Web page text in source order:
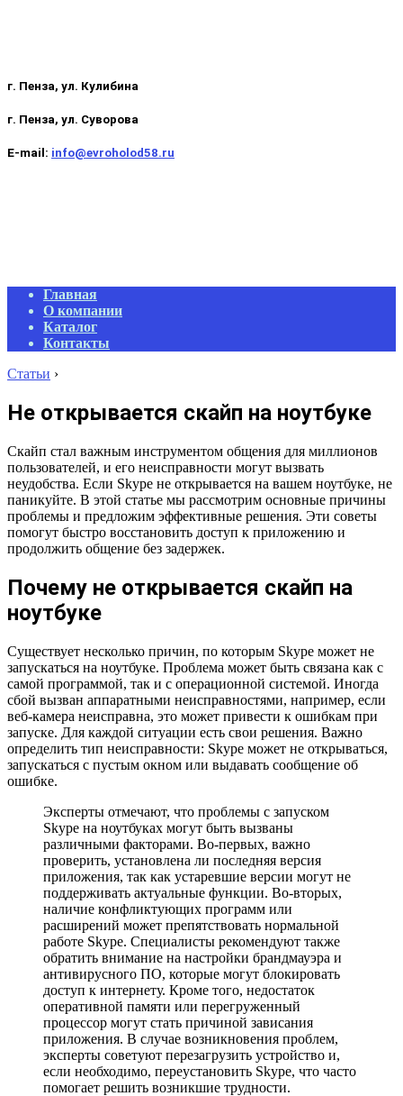
г. Пенза, ул. Кулибина
г. Пенза, ул. Суворова
E-mail: info@evroholod58.ru
Primary
Navigation
Menu
Главная
О компании
Каталог
Контакты
Статьи ›
Не открывается скайп на ноутбуке
Скайп стал важным инструментом общения для миллионов
пользователей, и его неисправности могут вызвать
неудобства. Если Skype не открывается на вашем ноутбуке, не
паникуйте. В этой статье мы рассмотрим основные причины
проблемы и предложим эффективные решения. Эти советы
помогут быстро восстановить доступ к приложению и
продолжить общение без задержек.
Почему не открывается скайп на
ноутбуке
Существует несколько причин, по которым Skype может не
запускаться на ноутбуке. Проблема может быть связана как с
самой программой, так и с операционной системой. Иногда
сбой вызван аппаратными неисправностями, например, если
веб-камера неисправна, это может привести к ошибкам при
запуске. Для каждой ситуации есть свои решения. Важно
определить тип неисправности: Skype может не открываться,
запускаться с пустым окном или выдавать сообщение об
ошибке.
Эксперты отмечают, что проблемы с запуском
Skype на ноутбуках могут быть вызваны
различными факторами. Во-первых, важно
проверить, установлена ли последняя версия
приложения, так как устаревшие версии могут не
поддерживать актуальные функции. Во-вторых,
наличие конфликтующих программ или
расширений может препятствовать нормальной
работе Skype. Специалисты рекомендуют также
обратить внимание на настройки брандмауэра и
антивирусного ПО, которые могут блокировать
доступ к интернету. Кроме того, недостаток
оперативной памяти или перегруженный
процессор могут стать причиной зависания
приложения. В случае возникновения проблем,
эксперты советуют перезагрузить устройство и,
если необходимо, переустановить Skype, что часто
помогает решить возникшие трудности.